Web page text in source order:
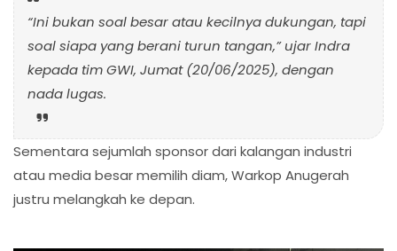
“Ini bukan soal besar atau kecilnya dukungan, tapi
soal siapa yang berani turun tangan,” ujar Indra
kepada tim GWI, Jumat (20/06/2025), dengan
nada lugas.
Sementara sejumlah sponsor dari kalangan industri
atau media besar memilih diam, Warkop Anugerah
justru melangkah ke depan.